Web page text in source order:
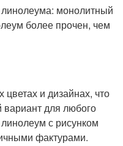
монолитный
более прочен, чем
и дизайнах, что
для любого
с рисунком
фактурами.